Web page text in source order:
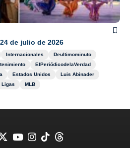
de julio de 2026
Internacionales
Deultimominuto
ElPeriódicodelaVerdad
Estados Unidos
Luis Abinader
Ligas MLB